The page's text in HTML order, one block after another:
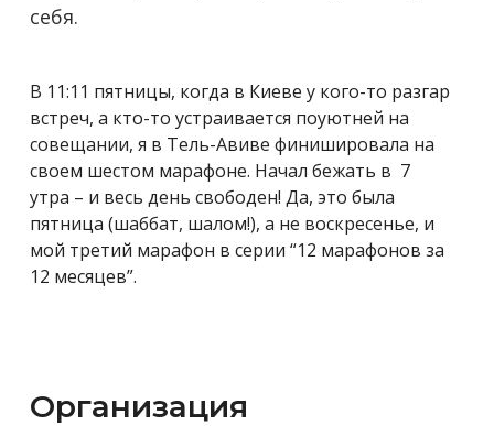
себя.
В 11:11 пятницы, когда в Киеве у кого-то разгар
встреч, а кто-то устраивается поуютней на
совещании, я в Тель-Авиве финишировала на
своем шестом марафоне. Начал бежать в 7
утра – и весь день свободен! Да, это была
пятница (шаббат, шалом!), а не воскресенье, и
мой третий марафон в серии “12 марафонов за
12 месяцев”.
Организация